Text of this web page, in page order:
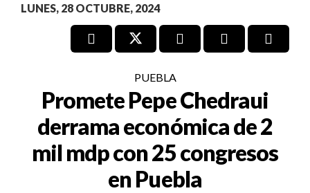
LUNES, 28 OCTUBRE, 2024
PUEBLA
Promete Pepe Chedraui
derrama económica de 2
mil mdp con 25 congresos
en Puebla